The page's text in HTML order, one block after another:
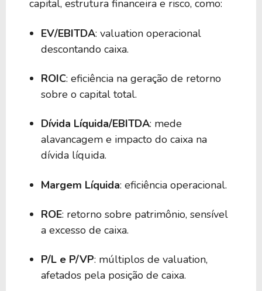
capital, estrutura financeira e risco, como:
EV/EBITDA: valuation operacional
descontando caixa.
ROIC: eficiência na geração de retorno
sobre o capital total.
Dívida Líquida/EBITDA: mede
alavancagem e impacto do caixa na
dívida líquida.
Margem Líquida: eficiência operacional.
ROE: retorno sobre patrimônio, sensível
a excesso de caixa.
P/L e P/VP: múltiplos de valuation,
afetados pela posição de caixa.